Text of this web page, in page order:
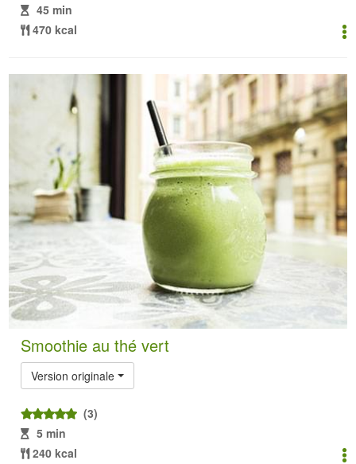
45 min
470 kcal
Smoothie au thé vert
Version originale
(3)
5 min
240 kcal